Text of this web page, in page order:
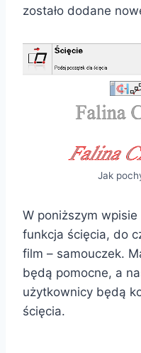
zostało dodane
Jak
W poniższym wpisie
funkcja ścięcia, do
film – samouczek.
będą pomocne, a
użytkownicy będą
ścięcia.